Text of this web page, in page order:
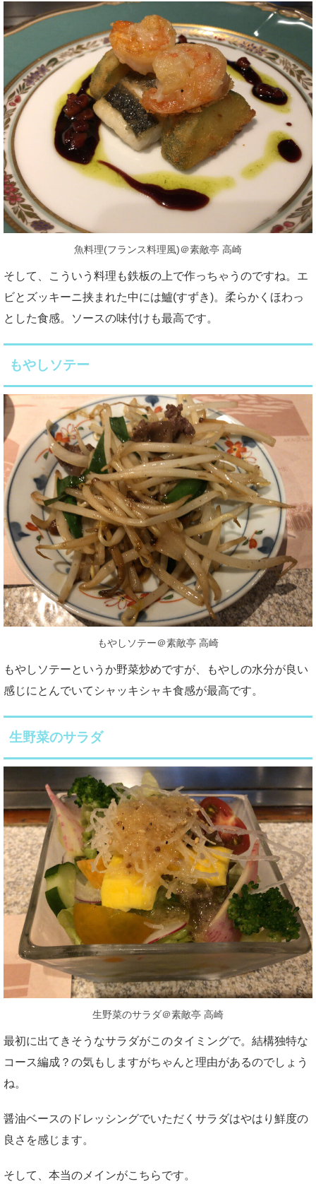
魚料理(フランス料理風)＠素敵亭 高崎
そして、こういう料理も鉄板の上で作っちゃうのですね。エ
ビとズッキーニ挟まれた中には鱸(すずき)。柔らかくほわっ
とした食感。ソースの味付けも最高です。
もやしソテー
もやしソテー＠素敵亭 高崎
もやしソテーというか野菜炒めですが、もやしの水分が良い
感じにとんでいてシャッキシャキ食感が最高です。
生野菜のサラダ
生野菜のサラダ＠素敵亭 高崎
最初に出てきそうなサラダがこのタイミングで。結構独特な
コース編成？の気もしますがちゃんと理由があるのでしょう
ね。
醤油ベースのドレッシングでいただくサラダはやはり鮮度の
良さを感じます。
そして、本当のメインがこちらです。